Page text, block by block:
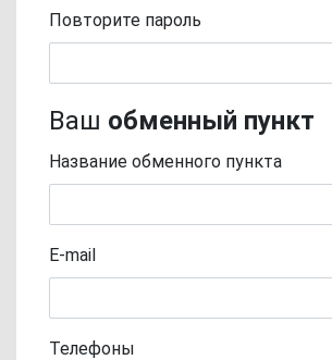
Повторите пароль
Ваш обменный пункт
Название обменного пункта
E-mail
Телефоны